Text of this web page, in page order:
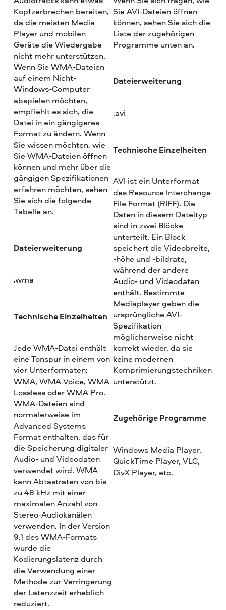
Kopfzerbrechen bereiten,
da die meisten Media
Player und mobilen
Geräte die Wiedergabe
nicht mehr unterstützen.
Wenn Sie WMA-Dateien
auf einem Nicht-
Windows-Computer
abspielen möchten,
empfiehlt es sich, die
Datei in ein gängigeres
Format zu ändern. Wenn
Sie wissen möchten, wie
Sie WMA-Dateien öffnen
können und mehr über die
gängigen Spezifikationen
erfahren möchten, sehen
Sie sich die folgende
Tabelle an.
Dateierweiterung
.wma
Technische Einzelheiten
Jede WMA-Datei enthält
eine Tonspur in einem von
vier Unterformaten:
WMA, WMA Voice, WMA
Lossless oder WMA Pro.
WMA-Dateien sind
normalerweise im
Advanced Systems
Format enthalten, das für
die Speicherung digitaler
Audio- und Videodaten
verwendet wird. WMA
kann Abtastraten von bis
zu 48 kHz mit einer
maximalen Anzahl von
Stereo-Audiokanälen
verwenden. In der Version
9.1 des WMA-Formats
wurde die
Kodierungslatenz durch
die Verwendung einer
Methode zur Verringerung
der Latenzzeit erheblich
reduziert.
Sie AVI-Dateien öffnen
können, sehen Sie sich die
Liste der zugehörigen
Programme unten an.
Dateierweiterung
.avi
Technische Einzelheiten
AVI ist ein Unterformat
des Resource Interchange
File Format (RIFF). Die
Daten in diesem Dateityp
sind in zwei Blöcke
unterteilt. Ein Block
speichert die Videobreite,
-höhe und -bildrate,
während der andere
Audio- und Videodaten
enthält. Bestimmte
Mediaplayer geben die
ursprüngliche AVI-
Spezifikation
möglicherweise nicht
korrekt wieder, da sie
keine modernen
Komprimierungstechniken
unterstützt.
Zugehörige Programme
Windows Media Player,
QuickTime Player, VLC,
DivX Player, etc.